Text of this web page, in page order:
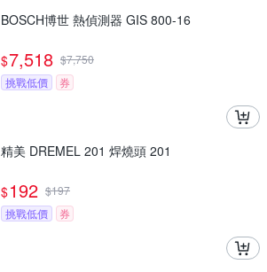
BOSCH博世 熱偵測器 GIS 800-16
$7,518 $7,750
挑戰低價
券
精美 DREMEL 201 焊燒頭 201
$192 $197
挑戰低價
券